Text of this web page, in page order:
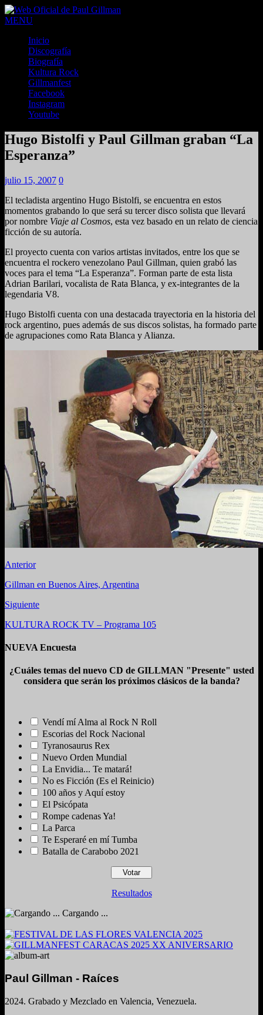
MENU
Inicio
Discografía
Biografía
Kultura Rock
Gillmanfest
Facebook
Instagram
Youtube
Hugo Bistolfi y Paul Gillman graban “La
Esperanza”
julio 15, 2007 0
El tecladista argentino Hugo Bistolfi, se encuentra en estos
momentos grabando lo que será su tercer disco solista que llevará
por nombre Viaje al Cosmos, esta vez basado en un relato de ciencia
ficción de su autoría.
El proyecto cuenta con varios artistas invitados, entre los que se
encuentra el rockero venezolano Paul Gillman, quien grabó las
voces para el tema “La Esperanza”. Forman parte de esta lista
Adrian Barilari, vocalista de Rata Blanca, y ex-integrantes de la
legendaria V8.
Hugo Bistolfi cuenta con una destacada trayectoria en la historia del
rock argentino, pues además de sus discos solistas, ha formado parte
de agrupaciones como Rata Blanca y Alianza.
Anterior
Gillman en Buenos Aires, Argentina
Siguiente
KULTURA ROCK TV – Programa 105
NUEVA Encuesta
¿Cuáles temas del nuevo CD de GILLMAN "Presente" usted
considera que serán los próximos clásicos de la banda?
Vendí mí Alma al Rock N Roll
Escorias del Rock Nacional
Tyranosaurus Rex
Nuevo Orden Mundial
La Envidia... Te matará!
No es Ficción (Es el Reinicio)
100 años y Aquí estoy
El Psicópata
Rompe cadenas Ya!
La Parca
Te Esperaré en mí Tumba
Batalla de Carabobo 2021
Resultados
Cargando ...
Paul Gillman - Raíces
2024. Grabado y Mezclado en Valencia, Venezuela.